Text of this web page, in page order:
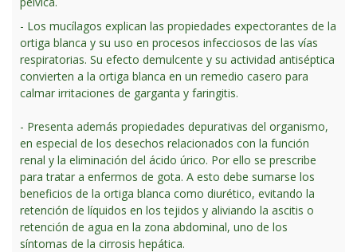
- Los mucílagos explican las propiedades expectorantes de la
ortiga blanca y su uso en procesos infecciosos de las vías
respiratorias. Su efecto demulcente y su actividad antiséptica
convierten a la ortiga blanca en un remedio casero para
calmar irritaciones de garganta y faringitis.
- Presenta además propiedades depurativas del organismo,
en especial de los desechos relacionados con la función
renal y la eliminación del ácido úrico. Por ello se prescribe
para tratar a enfermos de gota. A esto debe sumarse los
beneficios de la ortiga blanca como diurético, evitando la
retención de líquidos en los tejidos y aliviando la ascitis o
retención de agua en la zona abdominal, uno de los
síntomas de la cirrosis hepática.